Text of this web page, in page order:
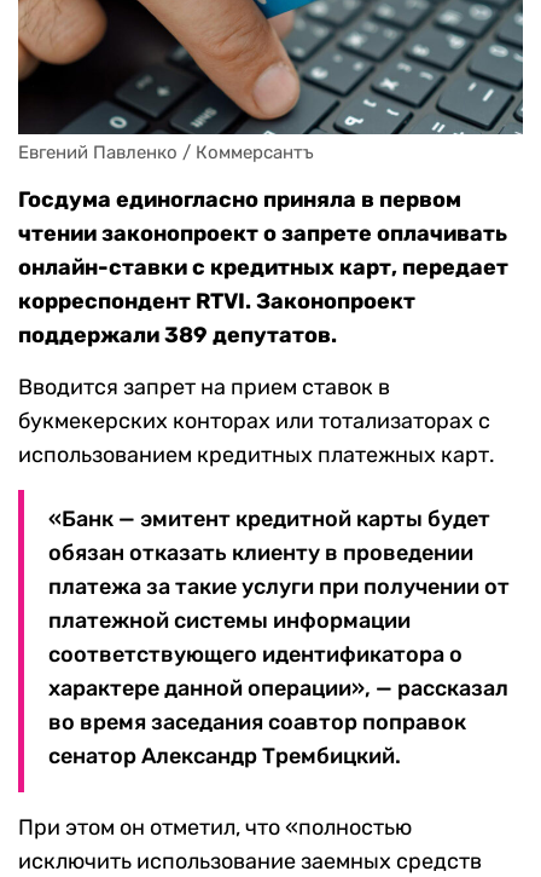
Евгений Павленко / Коммерсантъ
Госдума единогласно приняла в первом
чтении законопроект о запрете оплачивать
онлайн-ставки с кредитных карт, передает
корреспондент RTVI. Законопроект
поддержали 389 депутатов.
Вводится запрет на прием ставок в
букмекерских конторах или тотализаторах с
использованием кредитных платежных карт.
«Банк — эмитент кредитной карты будет
обязан отказать клиенту в проведении
платежа за такие услуги при получении от
платежной системы информации
соответствующего идентификатора о
характере данной операции», — рассказал
во время заседания соавтор поправок
сенатор Александр Трембицкий.
При этом он отметил, что «полностью
исключить использование заемных средств